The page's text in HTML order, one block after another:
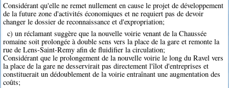
Considérant qu'elle ne remet nullement en cause le projet de développement
de la future zone d'activités économiques et ne requiert pas de devoir
changer le dossier de reconnaissance et d'expropriation;
c) un réclamant suggère que la nouvelle voirie venant de la Chaussée
romaine soit prolongée à double sens vers la place de la gare et remonte la
rue de Lens-Saint-Remy afin de fluidifier la circulation;
Considérant que le prolongement de la nouvelle voirie le long du Ravel vers
la place de la gare ne desservirait pas directement l'îlot d'entreprises et
constituerait un dédoublement de la voirie entraînant une augmentation des
coûts;